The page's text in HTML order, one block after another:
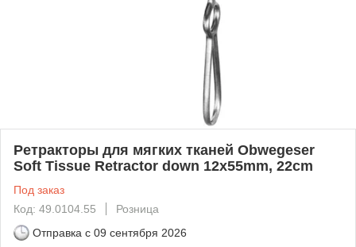
Ретракторы для мягких тканей Obwegeser
Soft Tissue Retractor down 12x55mm, 22cm
Под заказ
Код: 49.0104.55
Розница
Отправка с 09 сентября 2026